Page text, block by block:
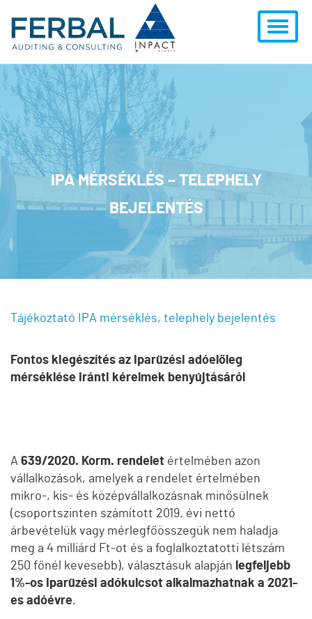
IPA MÉRSÉKLÉS – TELEPHELY
BEJELENTÉS
Tájékoztató IPA mérséklés, telephely bejelentés
Fontos kiegészítés az Iparűzési adóelőleg
mérséklése iránti kérelmek benyújtásáról
A 639/2020. Korm. rendelet értelmében azon
vállalkozások, amelyek a rendelet értelmében
mikro-, kis- és középvállalkozásnak minősülnek
(csoportszinten számított 2019. évi nettó
árbevételük vagy mérlegfőösszegük nem haladja
meg a 4 milliárd Ft-ot és a foglalkoztatotti létszám
250 főnél kevesebb), választásuk alapján legfeljebb
1%-os iparűzési adókulcsot alkalmazhatnak a 2021-
es adóévre.